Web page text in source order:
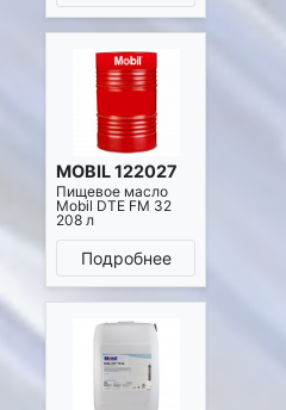
MOBIL 122027
Пищевое масло
Mobil DTE FM 32
208 л
Подробнее